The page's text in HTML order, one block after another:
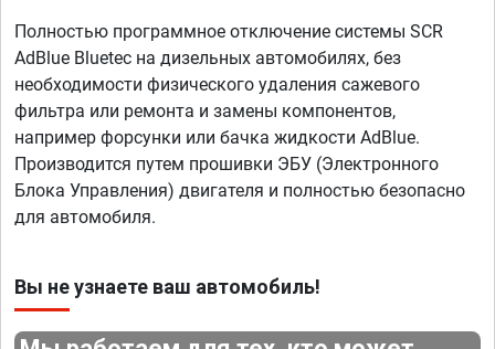
Полностью программное отключение системы SCR
AdBlue Bluetec на дизельных автомобилях, без
необходимости физического удаления сажевого
фильтра или ремонта и замены компонентов,
например форсунки или бачка жидкости AdBlue.
Производится путем прошивки ЭБУ (Электронного
Блока Управления) двигателя и полностью безопасно
для автомобиля.
Вы не узнаете ваш автомобиль!